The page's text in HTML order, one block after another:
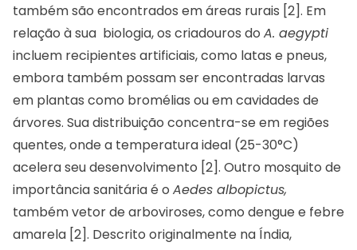
também são encontrados em áreas rurais [2]. Em
relação à sua biologia, os criadouros do A. aegypti
incluem recipientes artificiais, como latas e pneus,
embora também possam ser encontradas larvas
em plantas como bromélias ou em cavidades de
árvores. Sua distribuição concentra-se em regiões
quentes, onde a temperatura ideal (25-30°C)
acelera seu desenvolvimento [2]. Outro mosquito de
importância sanitária é o Aedes albopictus,
também vetor de arboviroses, como dengue e febre
amarela [2]. Descrito originalmente na Índia,